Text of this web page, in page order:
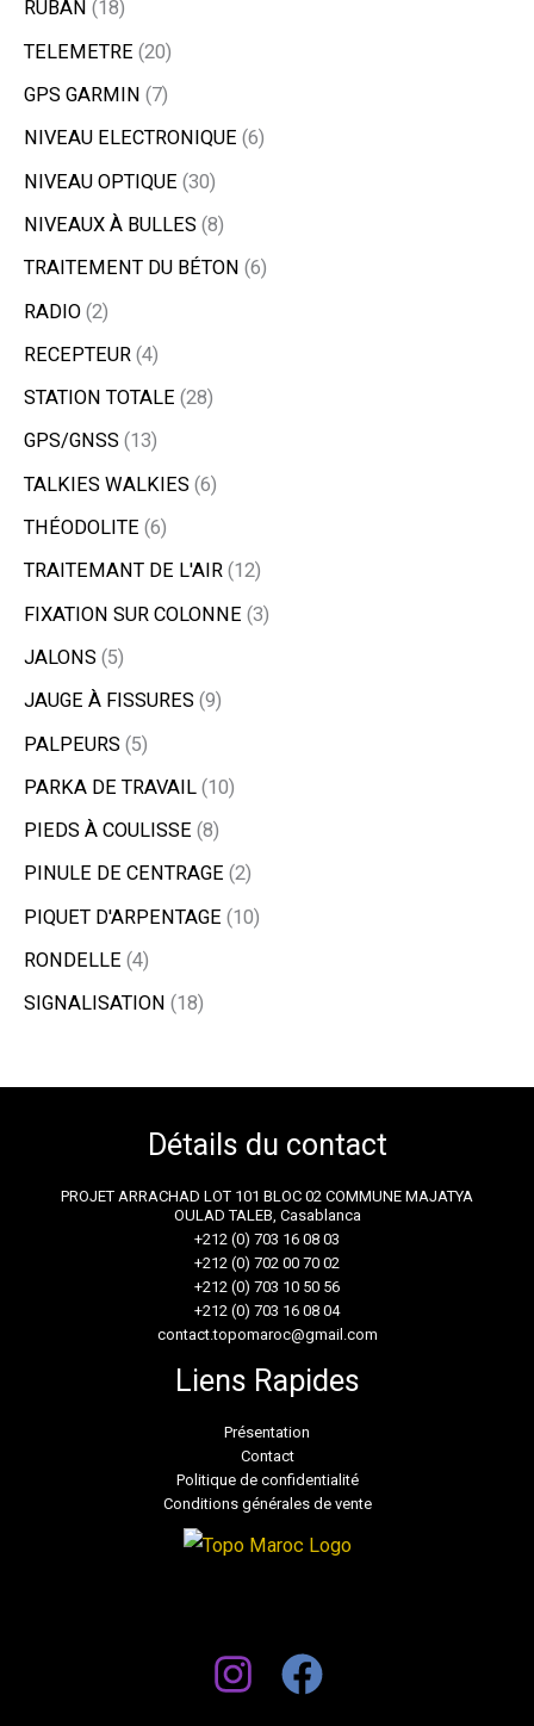
RUBAN
18
TELEMETRE 20
GPS GARMIN 7
NIVEAU ELECTRONIQUE 6
NIVEAU OPTIQUE 30
NIVEAUX À BULLES 8
TRAITEMENT DU BÉTON
6
RADIO 2
RECEPTEUR 4
STATION TOTALE 28
GPS/GNSS 13
TALKIES WALKIES 6
THÉODOLITE 6
TRAITEMANT DE L'AIR 12
FIXATION SUR COLONNE 3
JALONS 5
JAUGE À FISSURES 9
PALPEURS 5
PARKA DE TRAVAIL 10
PIEDS À COULISSE 8
PINULE DE CENTRAGE 2
PIQUET D'ARPENTAGE 10
RONDELLE 4
SIGNALISATION
18
Détails du contact
PROJET ARRACHAD LOT 101 BLOC 02 COMMUNE MAJATYA
OULAD TALEB, Casablanca
+212 (0) 703 16 08 03
+212 (0) 702 00 70 02
+212 (0) 703 10 50 56
+212 (0) 703 16 08 04
contact.topomaroc@gmail.com
Liens Rapides
Présentation
Contact
Politique de confidentialité
Conditions générales de vente